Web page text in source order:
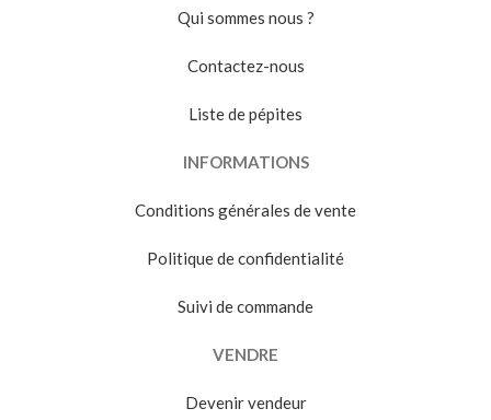
Qui sommes nous ?
Contactez-nous
Liste de pépites
INFORMATIONS
Conditions générales de vente
Politique de confidentialité
Suivi de commande
VENDRE
Devenir vendeur